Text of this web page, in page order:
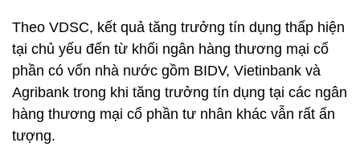
Theo VDSC, kết quả tăng trưởng tín dụng thấp hiện
tại chủ yếu đến từ khối ngân hàng thương mại cổ
phần có vốn nhà nước gồm BIDV, Vietinbank và
Agribank trong khi tăng trưởng tín dụng tại các ngân
hàng thương mại cổ phần tư nhân khác vẫn rất ấn
tượng.